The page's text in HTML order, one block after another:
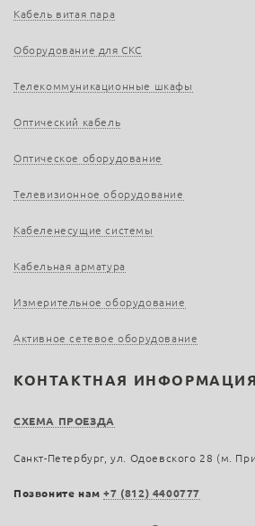
Кабель витая пара
Оборудование для СКС
Телекоммуникационные шкафы
Оптический кабель
Оптическое оборудование
Телевизионное оборудование
Кабеленесущие системы
Кабельная арматура
Измерительное оборудование
Активное сетевое оборудование
КОНТАКТНАЯ ИНФОРМАЦИЯ
СХЕМА ПРОЕЗДА
Санкт-Петербург, ул. Одоевского 28 (м.
Позвоните нам+7 (812) 4400777